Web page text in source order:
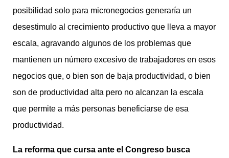
posibilidad solo para micronegocios generaría un
desestimulo al crecimiento productivo que lleva a mayor
escala, agravando algunos de los problemas que
mantienen un número excesivo de trabajadores en esos
negocios que, o bien son de baja productividad, o bien
son de productividad alta pero no alcanzan la escala
que permite a más personas beneficiarse de esa
productividad.
La reforma que cursa ante el Congreso busca